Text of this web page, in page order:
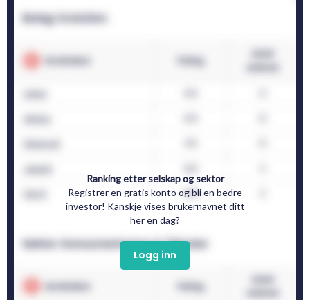
Ranking etter selskap og sektor
Registrer en gratis konto og bli en bedre
investor! Kanskje vises brukernavnet ditt
her en dag?
Logg inn